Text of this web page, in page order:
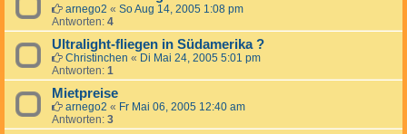
arnego2 « So Aug 14, 2005 1:08 pm
Antworten: 4
Ultralight-fliegen in Südamerika ?
Christinchen « Di Mai 24, 2005 5:01 pm
Antworten: 1
Mietpreise
arnego2 « Fr Mai 06, 2005 12:40 am
Antworten: 3